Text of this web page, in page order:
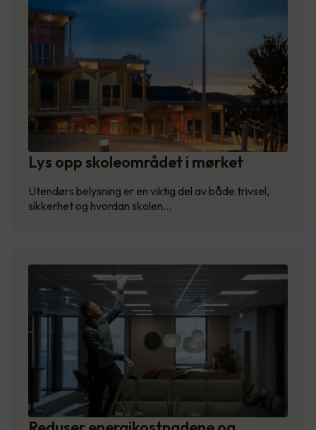
Lys opp skoleområdet i mørket
Utendørs belysning er en viktig del av både trivsel,
sikkerhet og hvordan skolen…